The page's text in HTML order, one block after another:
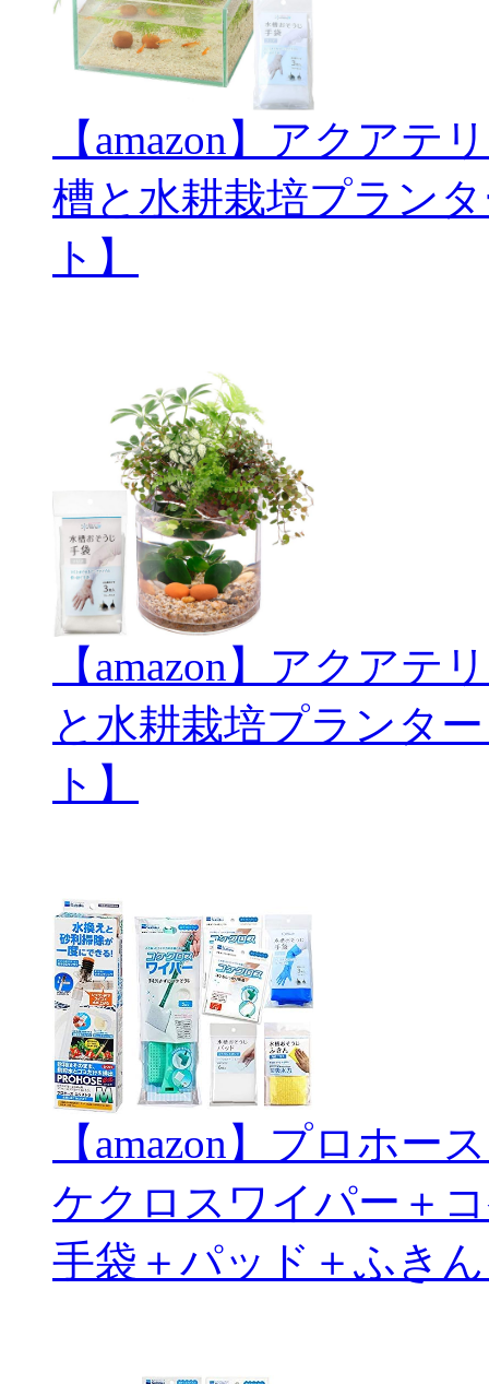
【amazon】アクアテ
槽と水耕栽培プラン
ト】
【amazon】アクアテ
と水耕栽培プランタ
ト】
【amazon】プロホ
ケクロスワイパー＋
手袋＋パッド＋ふき